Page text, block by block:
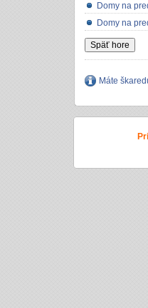
Domy na
Domy na
Späť hore
Máte